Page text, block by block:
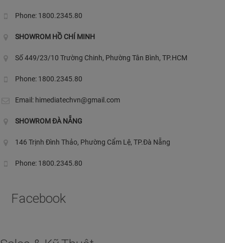
Phone: 1800.2345.80
SHOWROM HỒ CHÍ MINH
Số 449/23/10 Trường Chinh, Phường Tân Bình, TP.HCM
Phone: 1800.2345.80
Email: himediatechvn@gmail.com
SHOWROM ĐÀ NẴNG
146 Trịnh Đình Thảo, Phường Cẩm Lệ, TP.Đà Nẵng
Phone: 1800.2345.80
Facebook